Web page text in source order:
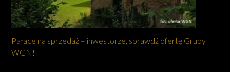
Pałace na sprzedaż – inwestorze, sprawdź ofertę Grupy
WGN!